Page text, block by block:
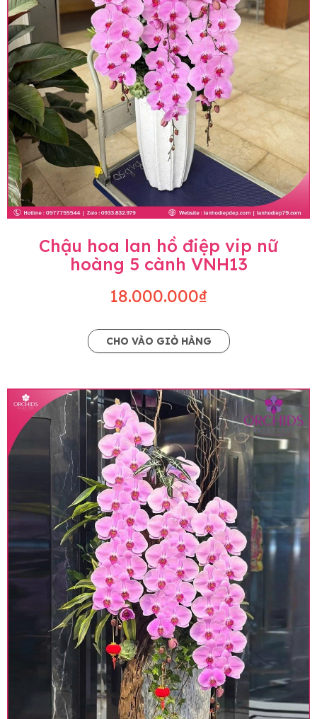
Chậu hoa lan hồ điệp vip nữ
hoàng 5 cành VNH13
18.000.000₫
CHO VÀO GIỎ HÀNG